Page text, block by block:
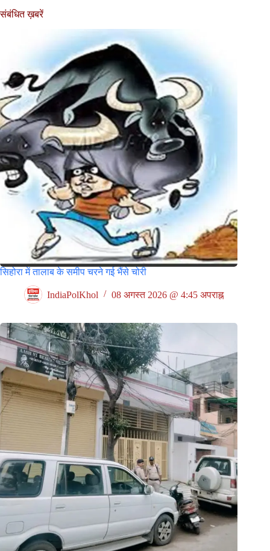
संबंधित ख़बरें
सिहोरा में तालाब के समीप चरने गई भैंसे चोरी
IndiaPolKhol 08 अगस्त 2026 @ 4:45 अपराह्न